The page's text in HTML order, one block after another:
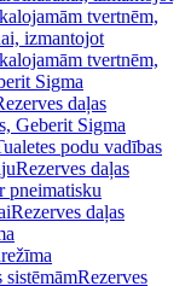
tvertnēm,
izmantojot
tvertnēm,
Sigma
daļas
Geberit Sigma
podu vadības
Rezerves daļas
pneimatisku
Rezerves daļas
sistēmāmRezerves